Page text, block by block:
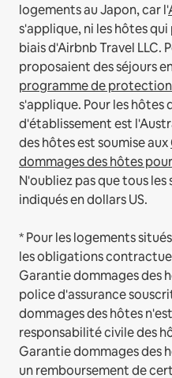
logements au Japon, car l'
s'applique, ni les hôtes
biais d'Airbnb Travel LLC.
proposaient des séjours
programme de
s'applique. Pour les hôtes
d'établissement est
des hôtes est soumise aux
dommages des hôtes
N'oubliez pas que tous
indiqués en dollars US.
* Pour les logements
les obligations
Garantie dommages des
police d'assurance
dommages des hôtes
responsabilité civile des
Garantie dommages des
un remboursement de